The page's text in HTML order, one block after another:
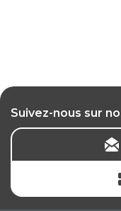
Suivez-nous sur